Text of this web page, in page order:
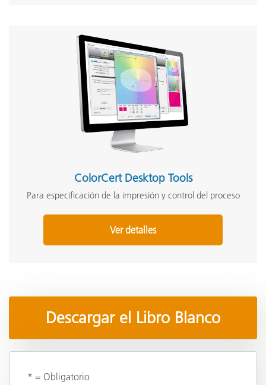
ColorCert Desktop Tools
Para especificación de la impresión y control del proceso
Ver detalles
Descargar el Libro Blanco
* = Obligatorio